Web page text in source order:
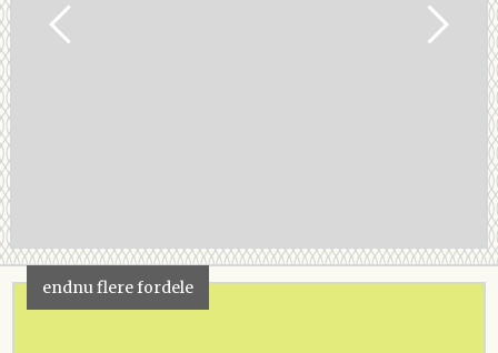
endnu flere fordele